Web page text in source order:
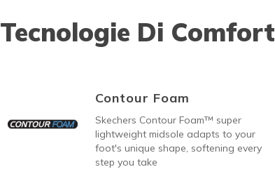
Tecnologie Di Comfort
Contour Foam
Skechers Contour Foam™ super
lightweight midsole adapts to your
foot's unique shape, softening every
step you take